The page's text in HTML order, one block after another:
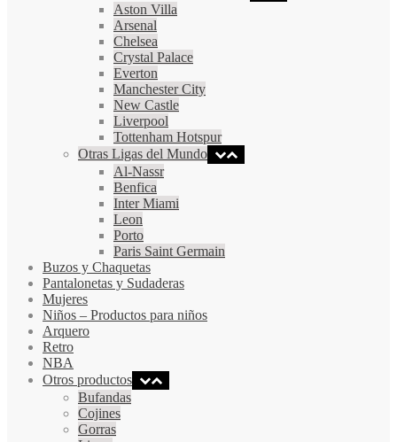
Aston Villa
Arsenal
Chelsea
Crystal Palace
Everton
Manchester City
New Castle
Liverpool
Tottenham Hotspur
Otras Ligas del Mundo
Al-Nassr
Benfica
Inter Miami
Leon
Porto
Paris Saint Germain
Buzos y Chaquetas
Pantalonetas y Sudaderas
Mujeres
Niños – Productos para niños
Arquero
Retro
NBA
Otros productos
Bufandas
Cojines
Gorras